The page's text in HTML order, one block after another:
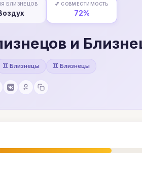
БЛИЗНЕЦОВ 💕 СОВМЕСТИМОСТЬ
72%
и
♊ Близнецы ♊ Близнецы